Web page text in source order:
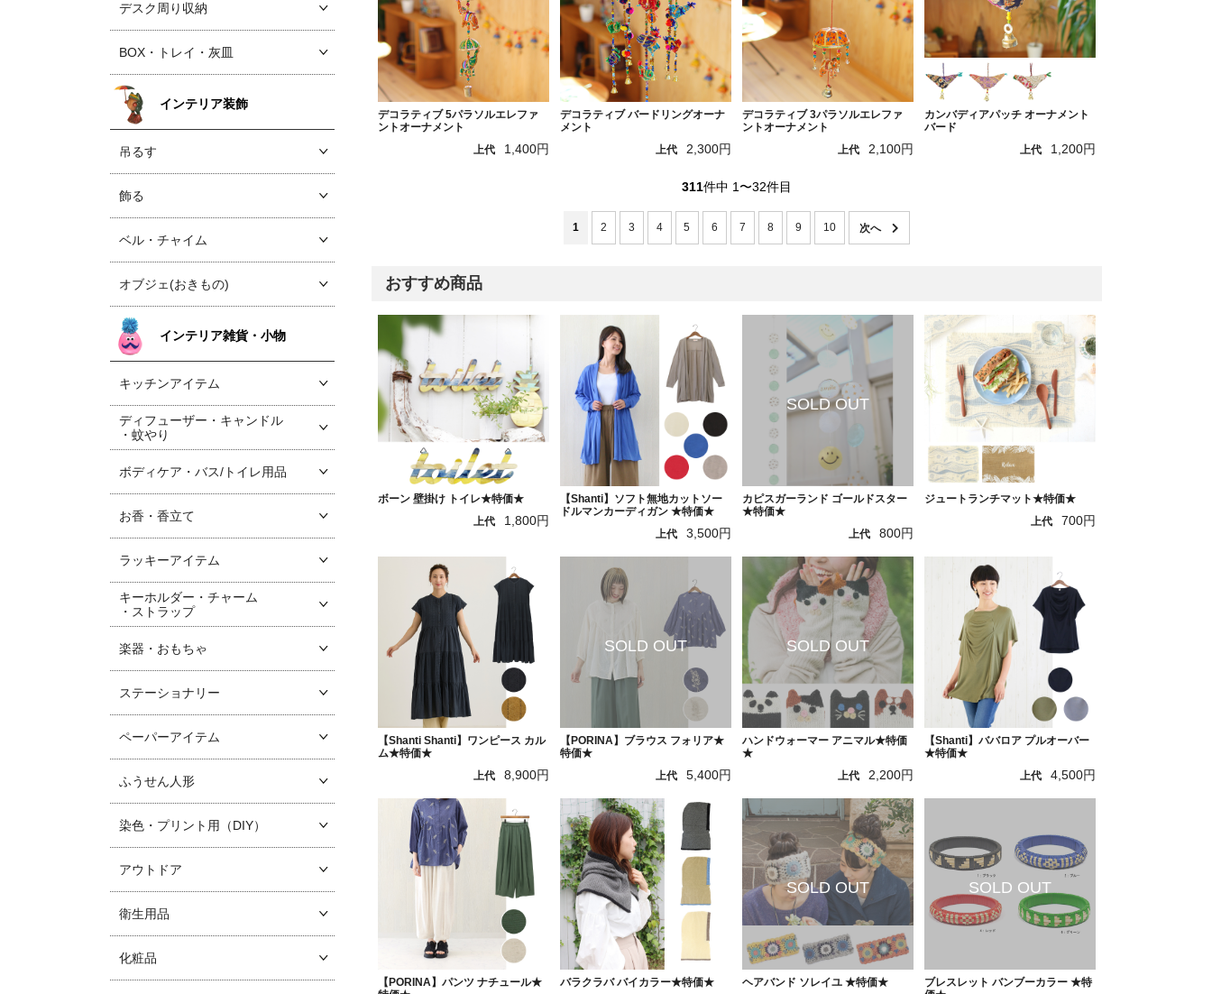
デコラティブ 5パラソルエレファ
ントオーナメント
上代
1,400円
デコラティブ バードリングオーナ
メント
上代
2,300円
デコラティブ 3パラソルエレファ
ントオーナメント
上代
2,100円
カンバディアパッチ オーナメント
バード
上代
1,200円
311件中 1〜32件目
1 2 3 4 5 6 7 8 9 10
おすすめ商品
ボーン 壁掛け トイレ★特価★
上代
1,800円
【Shanti】ソフト無地カットソー
ドルマンカーディガン ★特価★
上代
3,500円
カピスガーランド ゴールドスター
★特価★
上代
800円
ジュートランチマット★特価★
上代
700円
【Shanti Shanti】ワンピース カル
ム★特価★
上代
8,900円
【PORINA】ブラウス フォリア★
特価★
上代
5,400円
ハンドウォーマー アニマル★特価
★
上代
2,200円
【Shanti】ババロア プルオーバー
★特価★
上代
4,500円
【PORINA】パンツ ナチュール★
バラクラバ バイカラー★特価★ ヘアバンド ソレイユ ★特価★
ブレスレット バンブーカラー ★特
デスク周り収納
BOX・トレイ・灰皿
インテリア装飾
吊るす
飾る
ベル・チャイム
オブジェ(おきもの)
インテリア雑貨・小物
キッチンアイテム
ディフューザー・キャンドル
・蚊やり
ボディケア・バス/トイレ用品
お香・香立て
ラッキーアイテム
キーホルダー・チャーム
・ストラップ
楽器・おもちゃ
ステーショナリー
ペーパーアイテム
ふうせん人形
染色・プリント用（DIY）
アウトドア
衛生用品
化粧品